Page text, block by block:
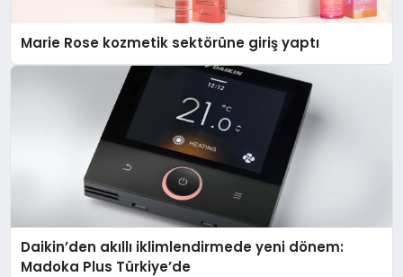
Marie Rose kozmetik sektörüne giriş yaptı
Daikin’den akıllı iklimlendirmede yeni dönem:
Madoka Plus Türkiye’de